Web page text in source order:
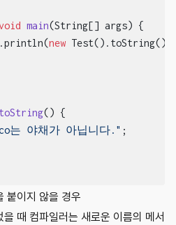
main(String[] args) {
new
toString() {
는 야채가 아닙니다." ;
붙이지 않을 경우
때 컴파일러는 새로운 이름의 메서